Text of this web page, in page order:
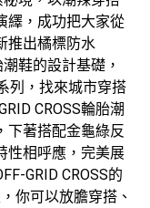
繹，成功把大家從
推出橘標防水
鞋的設計基礎，
列，找來城市穿搭
CROSS輪胎潮
下著搭配金龜綠反
性相呼應，完美展
GRID CROSS的
你可以放膽穿搭、